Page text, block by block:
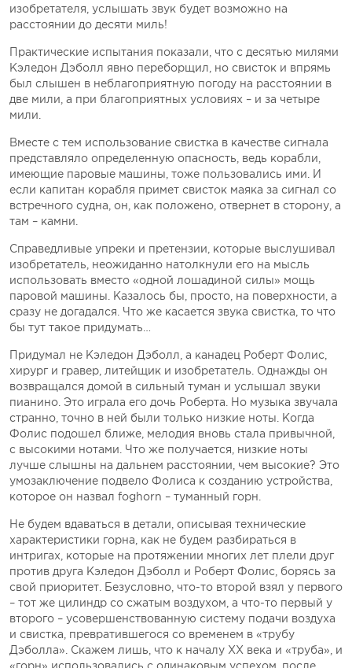
изобретателя, услышать звук будет возможно на
расстоянии до десяти миль!
Практические испытания показали, что с десятью милями
Кэледон Дэболл явно переборщил, но свисток и впрямь
был слышен в неблагоприятную погоду на расстоянии в
две мили, а при благоприятных условиях – и за четыре
мили.
Вместе с тем использование свистка в качестве сигнала
представляло определенную опасность, ведь корабли,
имеющие паровые машины, тоже пользовались ими. И
если капитан корабля примет свисток маяка за сигнал со
встречного судна, он, как положено, отвернет в сторону, а
там – камни.
Справедливые упреки и претензии, которые выслушивал
изобретатель, неожиданно натолкнули его на мысль
использовать вместо «одной лошадиной силы» мощь
паровой машины. Казалось бы, просто, на поверхности, а
сразу не догадался. Что же касается звука свистка, то что
бы тут такое придумать…
Придумал не Кэледон Дэболл, а канадец Роберт Фолис,
хирург и гравер, литейщик и изобретатель. Однажды он
возвращался домой в сильный туман и услышал звуки
пианино. Это играла его дочь Роберта. Но музыка звучала
странно, точно в ней были только низкие ноты. Когда
Фолис подошел ближе, мелодия вновь стала привычной,
с высокими нотами. Что же получается, низкие ноты
лучше слышны на дальнем расстоянии, чем высокие? Это
умозаключение подвело Фолиса к созданию устройства,
которое он назвал foghorn – туманный горн.
Не будем вдаваться в детали, описывая технические
характеристики горна, как не будем разбираться в
интригах, которые на протяжении многих лет плели друг
против друга Кэледон Дэболл и Роберт Фолис, борясь за
свой приоритет. Безусловно, что-то второй взял у первого
– тот же цилиндр со сжатым воздухом, а что-то первый у
второго – усовершенствованную систему подачи воздуха
и свистка, превратившегося со временем в «трубу
Дэболла». Скажем лишь, что к началу XX века и «труба», и